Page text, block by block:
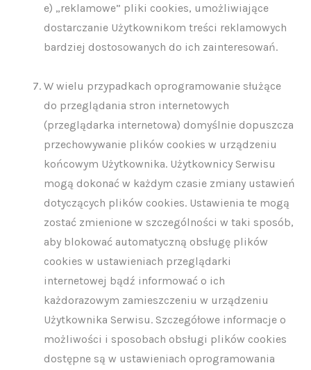
e) „reklamowe” pliki cookies, umożliwiające
dostarczanie Użytkownikom treści reklamowych
bardziej dostosowanych do ich zainteresowań.
W wielu przypadkach oprogramowanie służące
do przeglądania stron internetowych
(przeglądarka internetowa) domyślnie dopuszcza
przechowywanie plików cookies w urządzeniu
końcowym Użytkownika. Użytkownicy Serwisu
mogą dokonać w każdym czasie zmiany ustawień
dotyczących plików cookies. Ustawienia te mogą
zostać zmienione w szczególności w taki sposób,
aby blokować automatyczną obsługę plików
cookies w ustawieniach przeglądarki
internetowej bądź informować o ich
każdorazowym zamieszczeniu w urządzeniu
Użytkownika Serwisu. Szczegółowe informacje o
możliwości i sposobach obsługi plików cookies
dostępne są w ustawieniach oprogramowania